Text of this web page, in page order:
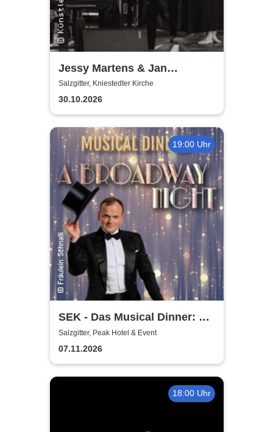
Jessy Martens & Jan
Fischer's Blues Support
Salzgitter, Kniestedter Kirche
30.10.2026
19:00 Uhr
SEK - Das Musical Dinner: A
Broadway Night
Salzgitter, Peak Hotel & Event
07.11.2026
18:00 Uhr